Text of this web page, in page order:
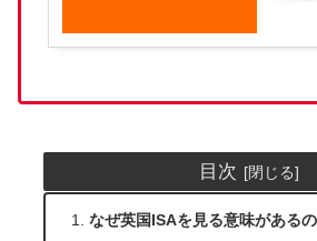
目次
なぜ英国ISAを見る意味がある